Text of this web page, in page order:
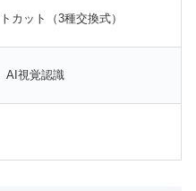
カット（3種交換式）
AI視覚認識